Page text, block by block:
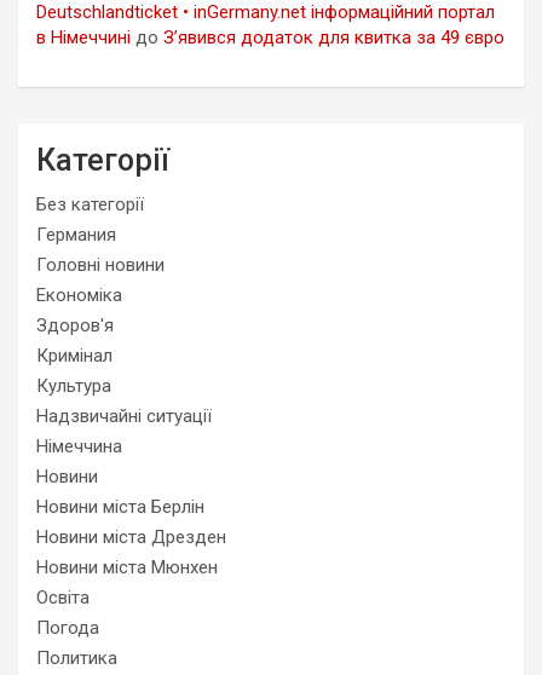
Deutschlandticket • inGermany.net інформаційний портал
в Німеччині до З’явився додаток для квитка за 49 євро
Категорії
Без категорії
Германия
Головні новини
Економіка
Здоров'я
Кримінал
Культура
Надзвичайні ситуації
Німеччина
Новини
Новини міста Берлін
Новини міста Дрезден
Новини міста Мюнхен
Освіта
Погода
Политика